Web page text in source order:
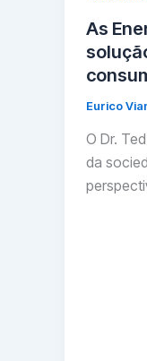
As
Eurico
O Dr.
da